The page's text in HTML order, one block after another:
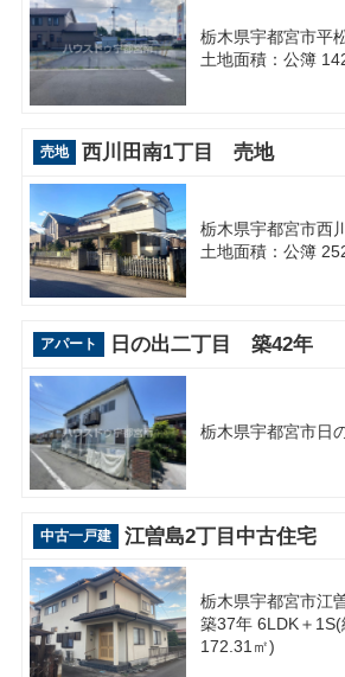
栃木県宇都宮市平
土地面積：公簿
売地 西川田南1丁目 売地
栃木県宇都宮市西
土地面積：公簿
アパート 日の出二丁目 築42年
栃木県宇都宮市日
中古一戸建 江曽島2丁目中古住宅
栃木県宇都宮市江
築37年 6LDK＋
172.31㎡)